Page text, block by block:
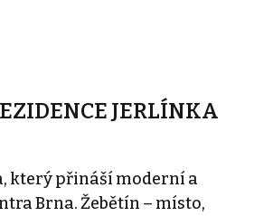
JERLÍNKA
který přináší moderní a
Brna. Žebětín – místo,